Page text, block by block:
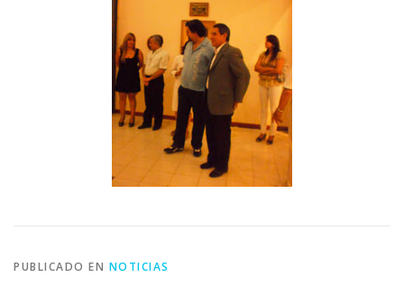
PUBLICADO EN NOTICIAS